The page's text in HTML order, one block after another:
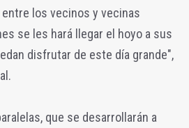
los vecinos y vecinas
se les hará llegar el hoyo a sus
disfrutar de este día grande",
que se desarrollarán a